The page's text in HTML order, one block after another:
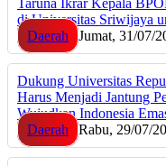
Taruna Ikrar Kepala
di Universitas Sriwijaya
Daerah
Jumat, 31/07/
Dukung Universitas
Harus Menjadi Jantung
Wujudkan Indonesia
Daerah
Rabu, 29/07/